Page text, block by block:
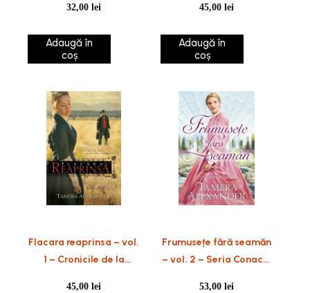
32,00lei
Adaugă în
coș
45,00lei
Adaugă în
coș
Flacara reaprinsa – vol.
1 – Cronicile de la
45,00lei
Frumusețe fără seamăn
– vol. 2 – Seria Conacul
53,00lei